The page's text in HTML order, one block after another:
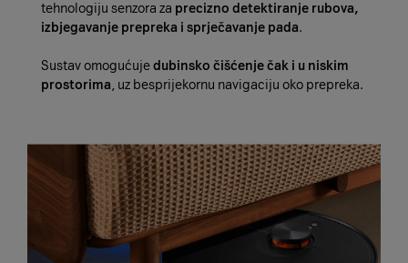
tehnologiju senzora za precizno detektiranje rubova,
izbjegavanje prepreka i sprječavanje pada.
Sustav omogućujedubinsko čišćenje čak i u niskim
prostorima, uz besprijekornu navigaciju oko prepreka.